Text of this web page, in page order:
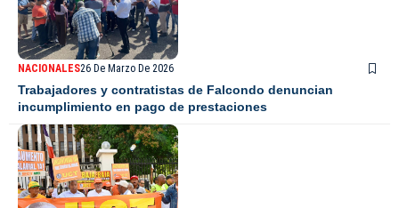
NACIONALES26 De Marzo De 2026
Trabajadores y contratistas de Falcondo denuncian
incumplimiento en pago de prestaciones